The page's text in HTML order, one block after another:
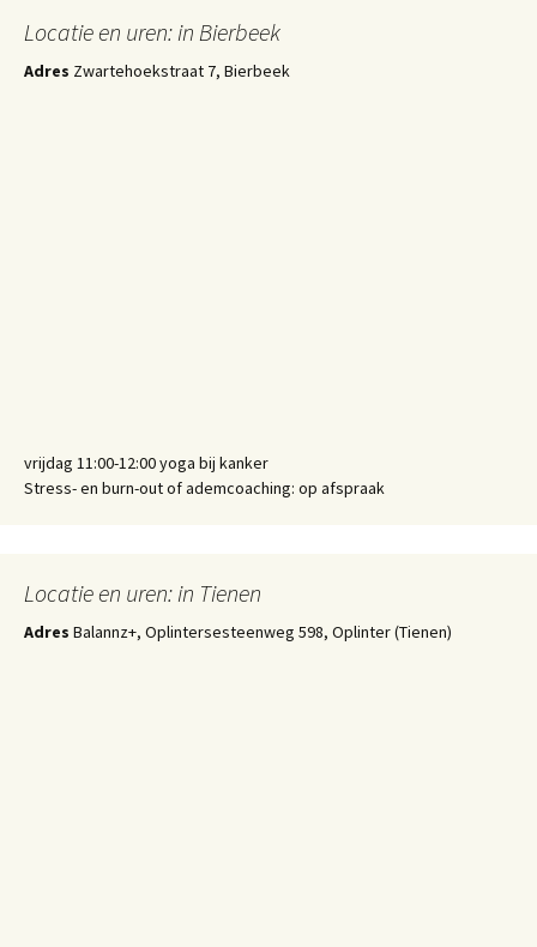
Locatie en uren: in Bierbeek
Adres Zwartehoekstraat 7, Bierbeek
vrijdag 11:00-12:00 yoga bij kanker
Stress- en burn-out of ademcoaching: op afspraak
Locatie en uren: in Tienen
Adres Balannz+, Oplintersesteenweg 598, Oplinter (Tienen)